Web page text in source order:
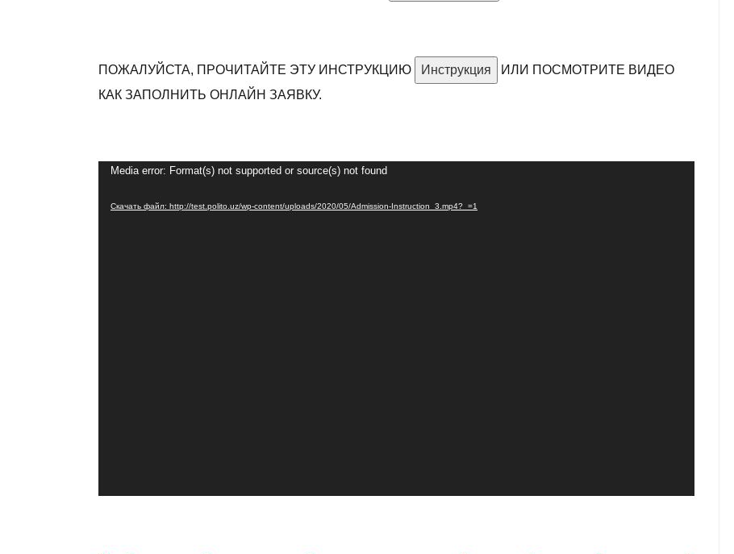
ПОЖАЛУЙСТА, ПРОЧИТАЙТЕ ЭТУ ИНСТРУКЦИЮ Инструкция
ИЛИ ПОСМОТРИТЕ ВИДЕО
КАК ЗАПОЛНИТЬ ОНЛАЙН ЗАЯВКУ.
Видеоплеер
Media error: Format(s) not supported or source(s) not found
Скачать файл: http://test.polito.uz/wp-content/uploads/2020/05/Admission-Instruction_3.mp4?_=1